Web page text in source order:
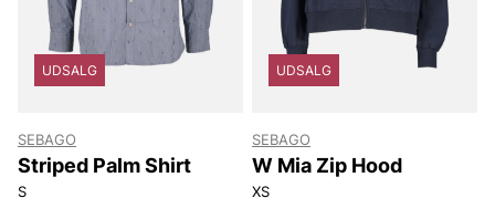
UDSALG
SEBAGO
Striped Palm Shirt
S
UDSALG
SEBAGO
W Mia Zip Hood
XS